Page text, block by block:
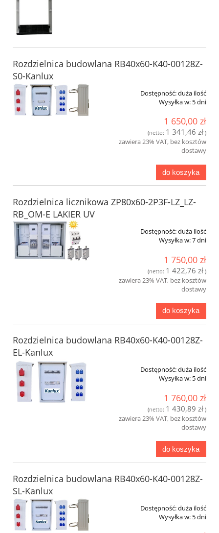
Rozdzielnica budowlana RB40x60-K40-00128Z-
S0-Kanlux
Dostępność:duża ilość
Wysyłka w: 5 dni
1 650,00 zł
(netto: 1 341,46 zł )
zawiera 23% VAT, bez kosztów
dostawy
do koszyka
Rozdzielnica licznikowa ZP80x60-2P3F-LZ_LZ-
RB_OM-E LAKIER UV
Dostępność:duża ilość
Wysyłka w:7 dni
1 750,00 zł
(netto: 1 422,76 zł )
zawiera 23% VAT, bez kosztów
dostawy
do koszyka
Rozdzielnica budowlana RB40x60-K40-00128Z-
EL-Kanlux
Dostępność:duża ilość
Wysyłka w: 5 dni
1 760,00 zł
(netto: 1 430,89 zł )
zawiera 23% VAT, bez kosztów
dostawy
do koszyka
Rozdzielnica budowlana RB40x60-K40-00128Z-
SL-Kanlux
Dostępność:duża ilość
Wysyłka w: 5 dni